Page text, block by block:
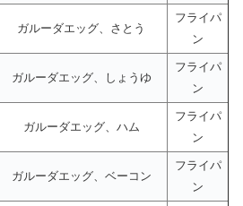
ガルーダエッグ、さとう
フライパ
ン
ガルーダエッグ、しょうゆ
フライパ
ン
ガルーダエッグ、ハム
フライパ
ン
ガルーダエッグ、ベーコン
フライパ
ン